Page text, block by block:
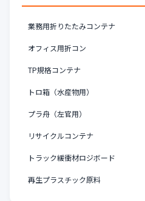
業務用折りたたみコンテナ
オフィス用折コン
TP規格コンテナ
トロ箱（水産物用）
プラ舟（左官用）
リサイクルコンテナ
トラック緩衝材ロジボード
再生プラスチック原料